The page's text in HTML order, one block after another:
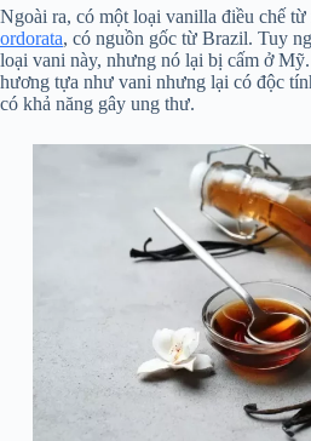
Ngoài ra, có một loại vanilla điều chế từ
ordorata, có nguồn gốc từ Brazil. Tuy
loại vani này, nhưng nó lại bị cấm ở
hương tựa như vani nhưng lại có độc
có khả năng gây ung thư.